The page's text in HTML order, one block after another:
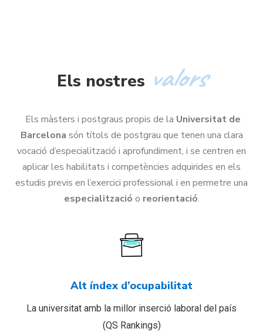
Els nostres valors
Els màsters i postgraus propis de la Universitat de
Barcelona són títols de postgrau que tenen una clara
vocació d’especialització i aprofundiment, i se centren en
aplicar les habilitats i competències adquirides en els
estudis previs en l’exercici professional i en permetre una
especialització o reorientació.
Alt índex d’ocupabilitat
La universitat amb la millor inserció laboral del país
(QS Rankings)